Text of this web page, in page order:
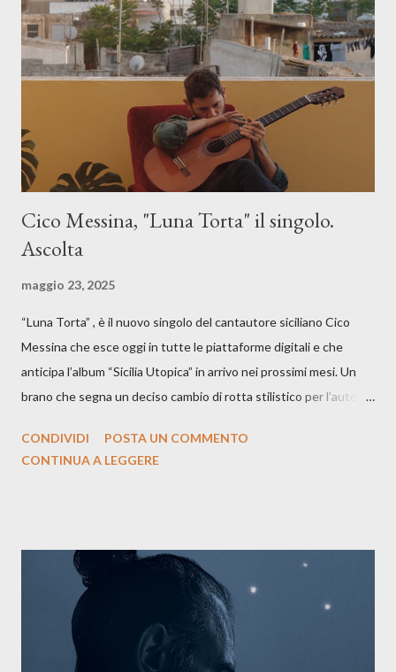
Cico Messina, "Luna Torta" il singolo.
Ascolta
maggio 23, 2025
“Luna Torta” , è il nuovo singolo del cantautore siciliano Cico
Messina che esce oggi in tutte le piattaforme digitali e che
anticipa l’album “Sicilia Utopica” in arrivo nei prossimi mesi. Un
brano che segna un deciso cambio di rotta stilistico per l’autore
testo ibrido tra italiano e siciliano, e un’urgenza espressiva che
La canzone racconta la difficoltà di creare, e perfino di esistere,
sotto il peso della realtà. Ma lo fa cercando una via d’uscita, una
forma di assoluzione, nel vivere e nel suonare, nel trovare respiro
anche quando l’aria sembra farsi più densa. Il brano è anche una
dichiarazione d’intenti: Cico Messina apre il suo nuovo percorso
CONDIVIDI
POSTA UN COMMENTO
CONTINUA A LEGGERE